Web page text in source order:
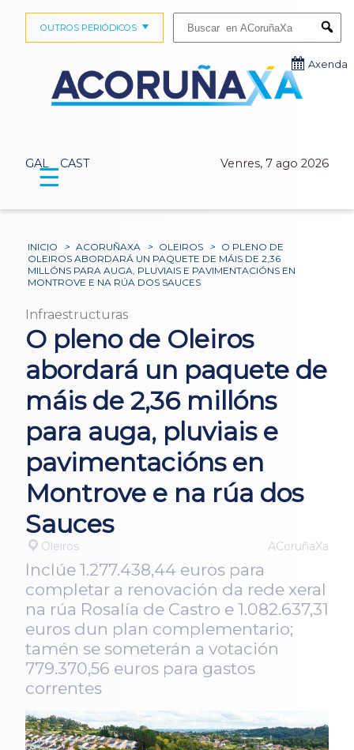
GAL CAST Venres, 7 ago 2026
OUTROS PERIÓDICOS
Axenda
☰
INICIO > ACORUÑAXA > OLEIROS > O PLENO DE
OLEIROS ABORDARÁ UN PAQUETE DE MÁIS DE 2,36
MILLÓNS PARA AUGA, PLUVIAIS E PAVIMENTACIÓNS EN
MONTROVE E NA RÚA DOS SAUCES
Infraestructuras
O pleno de Oleiros
abordará un paquete de
máis de 2,36 millóns
para auga, pluviais e
pavimentacións en
Montrove e na rúa dos
Sauces
Oleiros ACoruñaXa
Inclúe 1.277.438,44 euros para
completar a renovación da rede xeral
na rúa Rosalía de Castro e 1.082.637,31
euros dun plan complementario;
tamén se someterán a votación
779.370,56 euros para gastos
correntes